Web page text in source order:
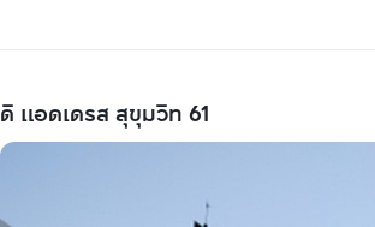
ดิ แอดเดรส สุขุมวิท 61